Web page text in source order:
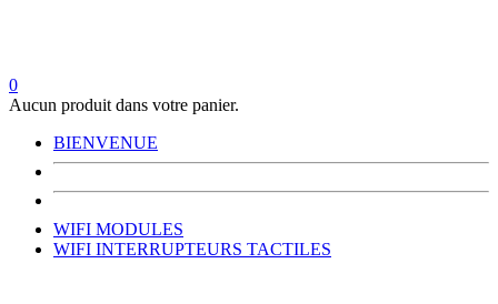
0
Aucun produit dans votre panier.
BIENVENUE
WIFI MODULES
WIFI INTERRUPTEURS TACTILES